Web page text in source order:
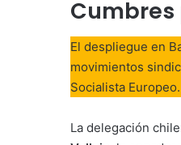
El despliegue en
movimientos
Socialista Europeo.
La delegación